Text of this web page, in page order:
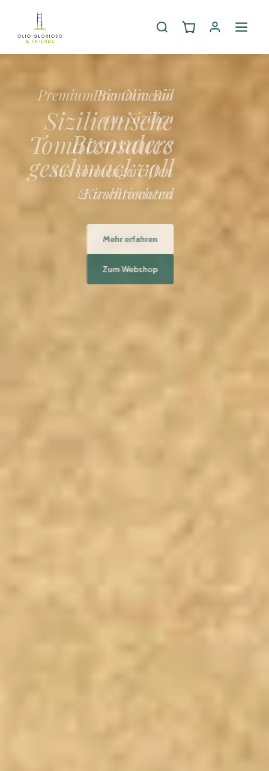
Premium Bio
Sizilianische
Tomatensauce
Aus sonnengereiften
Kirschtomaten
Mehr erfahren
Zum Webshop